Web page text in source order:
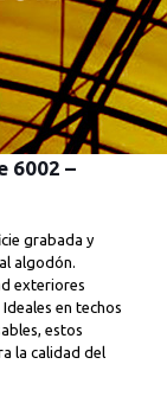
6002 –
grabada y
algodón.
exteriores
en techos
estos
la calidad del